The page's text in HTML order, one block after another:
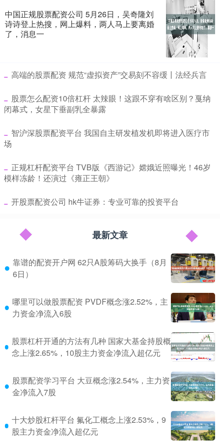
中国正规股票配资公司 5月26日，吴奇隆刘
诗诗登上热搜，网上爆料，两人马上要离婚
了，消息一
​高端的股票配资 规范“虚拟资产”交易刻不容缓丨法经兵言
​股票怎么配资10倍杠杆 太辣眼！这跟不穿有啥区别？戛纳
闭幕式，女星下垂副乳全暴露
​智沪深股票配资平台 我国自主研发植发机即将进入医疗市
场
​正规杠杆配资平台 TVB版《西游记》嫦娥近照曝光！46岁
模样冻龄！还演过《雍正王朝》
​开股票配资公司 hk牛证券：专业可靠的投资平台
最新文章
靠谱的配资开户网 62只A股筹码大换手（8月
6日）
哪里可以做股票配资 PVDF概念涨2.52%，主
力资金净流入6股
股票杠杆开通的方法有几种 国家大基金持股概
念上涨2.65%，10股主力资金净流入超亿元
股票配资学习平台 大豆概念涨2.54%，主力资
金净流入7股
十大炒股杠杆平台 氟化工概念上涨2.53%，9
股主力资金净流入超亿元